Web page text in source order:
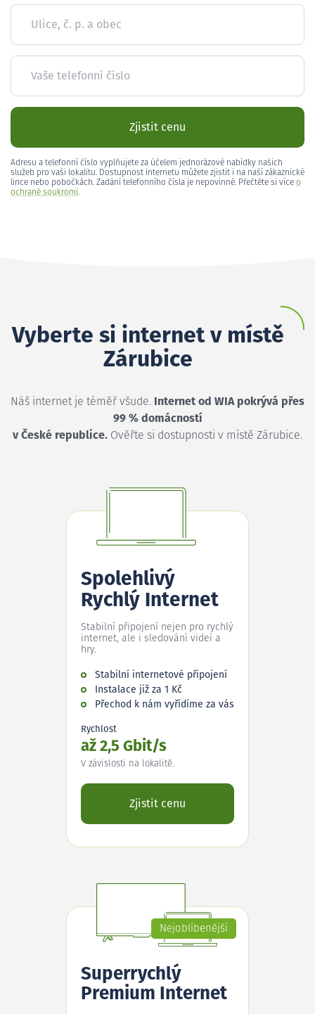
Ulice, č. p. a obec
Vaše telefonní číslo
Zjistit cenu
Adresu a telefonní číslo vyplňujete za účelem jednorázové nabídky našich
služeb pro vaši lokalitu. Dostupnost internetu můžete zjistit i na naší zákaznické
lince nebo pobočkách. Zadání telefonního čísla je nepovinné. Přečtěte si více o
ochraně soukromí.
Vyberte si internet v místě
Zárubice
Náš internet je téměř všude. Internet od WIA pokrývá přes
99 % domácností
v České republice. Ověřte si dostupnosti v místě Zárubice.
Spolehlivý
Rychlý Internet
Stabilní připojení nejen pro rychlý
internet, ale i sledování videí a
hry.
Stabilní internetové připojení
Instalace již za 1 Kč
Přechod k nám vyřídíme za vás
Rychlost
až 2,5 Gbit/s
V závislosti na lokalitě.
Zjistit cenu
Nejoblíbenější
Superrychlý
Premium Internet